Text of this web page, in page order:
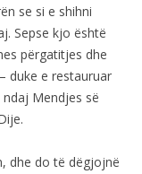
se si e shihni
Sepse kjo është
përgatitjes dhe
duke e restauruar
Mendjes së
dhe do të dëgjojnë